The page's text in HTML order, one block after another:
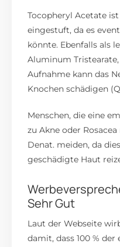
Tocopheryl Acetate
eingestuft, da es
könnte. Ebenfalls als
Aluminum
Aufnahme kann das
Knochen schädigen
Menschen, die eine
zu Akne oder
Denat. meiden, da
geschädigte Haut
Sehr Gut
Laut der Webseite
damit, dass 100 %